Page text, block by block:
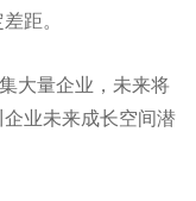
距。
大量企业，未来将
业未来成长空间潜